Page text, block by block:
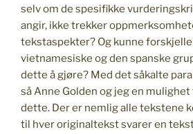
selv om de spesifikke
angir, ikke trekker
tekstaspekter? Og kunne
vietnamesiske og den spanske
dette å gjøre? Med det såkalte
så Anne Golden og jeg en
dette. Der er nemlig alle tekstene
til hver originaltekst svarer en